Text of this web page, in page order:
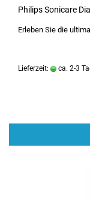
Philips Sonicare
Erleben Sie die
Lieferzeit: ca. 2-3